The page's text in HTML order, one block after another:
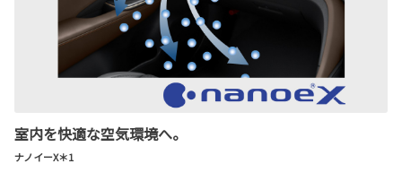
室内を快適な空気環境へ。
ナノイーX＊1